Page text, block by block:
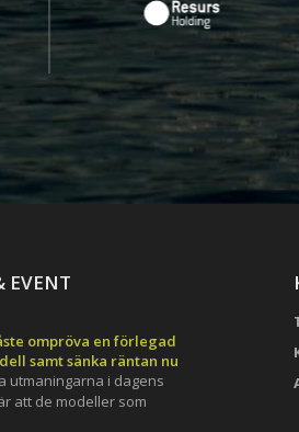
EVENT
ompröva en förlegad
samt sänka räntan nu
utmaningarna i dagens
att de modeller som